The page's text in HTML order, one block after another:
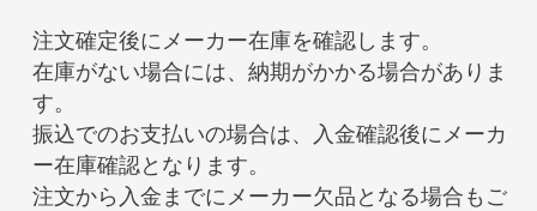
注文確定後にメーカー在庫を確認します。
在庫がない場合には、納期がかかる場合がありま
す。
振込でのお支払いの場合は、入金確認後にメーカ
ー在庫確認となります。
注文から入金までにメーカー欠品となる場合もご